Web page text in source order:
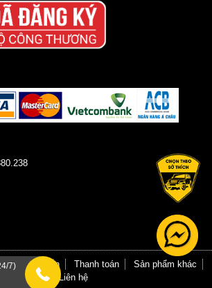
Hướng dẫn Thanh toán
Sản phẩm khác
Tin tức
Liên hệ
7)